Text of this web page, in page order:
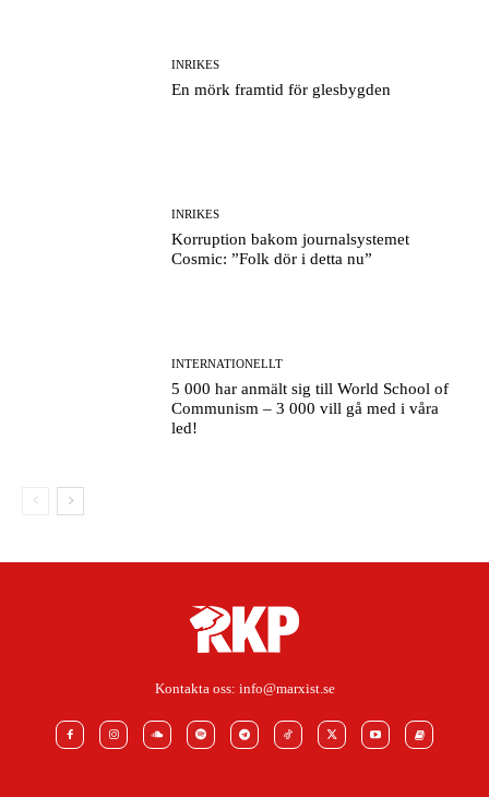
INRIKES
En mörk framtid för glesbygden
INRIKES
Korruption bakom journalsystemet
Cosmic: ”Folk dör i detta nu”
INTERNATIONELLT
5 000 har anmält sig till World School of
Communism – 3 000 vill gå med i våra
led!
Kontakta oss: info@marxist.se